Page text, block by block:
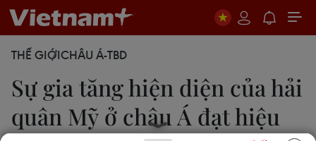
THẾ GIỚICHÂU Á-TBD
Sự gia tăng hiện diện của hải
quân Mỹ ở châu Á đạt hiệu